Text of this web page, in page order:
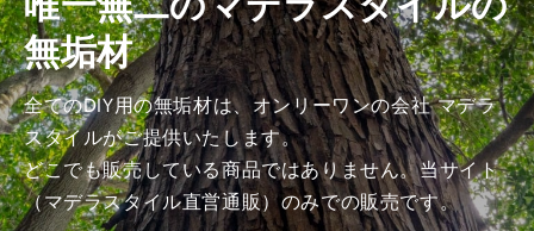
げ
加
工
済
み
商
品）
の
げ
加
工
済
み
商
品）
の
無垢材
全てのDIY用の無垢材は、オンリーワンの会社 マデラ
スタイルがご提供いたします。
どこでも販売している商品ではありません。当サイト
（マデラスタイル直営通販）のみでの販売です。